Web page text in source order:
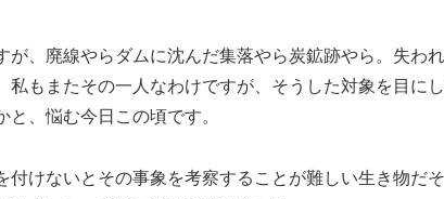
が、廃線やらダムに沈んだ集落やら炭鉱跡やら。失わ
私もまたその一人なわけですが、そうした対象を目に
と、悩む今日この頃です。
付けないとその事象を考察することが難しい生き物だそ